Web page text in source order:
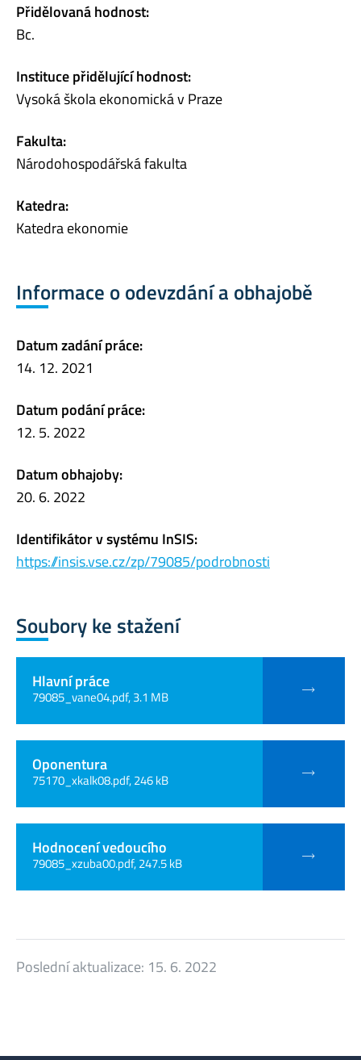
Přidělovaná hodnost:
Bc.
Instituce přidělující hodnost:
Vysoká škola ekonomická v Praze
Fakulta:
Národohospodářská fakulta
Katedra:
Katedra ekonomie
Informace o odevzdání a obhajobě
Datum zadání práce:
14. 12. 2021
Datum podání práce:
12. 5. 2022
Datum obhajoby:
20. 6. 2022
Identifikátor v systému InSIS:
https://insis.vse.cz/zp/79085/podrobnosti
Soubory ke stažení
Hlavní práce
79085_vane04.pdf, 3.1 MB
Oponentura
75170_xkalk08.pdf, 246 kB
Hodnocení vedoucího
79085_xzuba00.pdf, 247.5 kB
Poslední aktualizace: 15. 6. 2022